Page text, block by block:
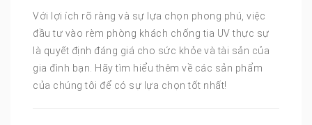
Với lợi ích rõ ràng và sự lựa chọn phong phú, việc
đầu tư vào rèm phòng khách chống tia UV thực sự
là quyết định đáng giá cho sức khỏe và tài sản của
gia đình bạn. Hãy tìm hiểu thêm về các sản phẩm
của chúng tôi để có sự lựa chọn tốt nhất!